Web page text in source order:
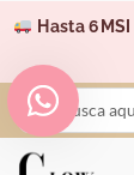
contenido
Hasta 6MSI
Search
...